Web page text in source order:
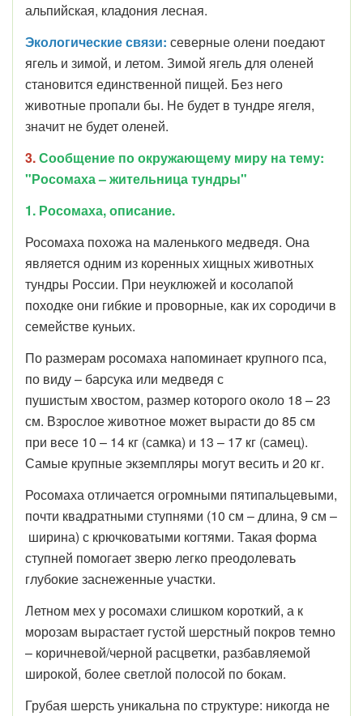
альпийская, кладония лесная.
Экологические связи: северные олени поедают
ягель и зимой, и летом. Зимой ягель для оленей
становится единственной пищей. Без него
животные пропали бы. Не будет в тундре ягеля,
значит не будет оленей.
3.Сообщение по окружающему миру на тему:
"Росомаха – жительница тундры"
1. Росомаха, описание.
Росомаха похожа на маленького медведя. Она
является одним из коренных хищных животных
тундры России. При неуклюжей и косолапой
походке они гибкие и проворные, как их сородичи в
семействе куньих.
По размерам росомаха напоминает крупного пса,
по виду – барсука или медведя с
пушистым хвостом, размер которого около 18 – 23
см. Взрослое животное может вырасти до 85 см
при весе 10 – 14 кг (самка) и 13 – 17 кг (самец).
Самые крупные экземпляры могут весить и 20 кг.
Росомаха отличается огромными пятипальцевыми,
почти квадратными ступнями (10 см – длина, 9 см –
ширина) с крючковатыми когтями. Такая форма
ступней помогает зверю легко преодолевать
глубокие заснеженные участки.
Летном мех у росомахи слишком короткий, а к
морозам вырастает густой шерстный покров темно
– коричневой/черной расцветки, разбавляемой
широкой, более светлой полосой по бокам.
Грубая шерсть уникальна по структуре: никогда не